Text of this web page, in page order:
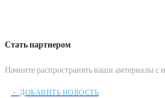
Стать партнером
Начните распространять ваши амтериалы с
﹢ ДОБАВИТЬ НОВОСТЬ